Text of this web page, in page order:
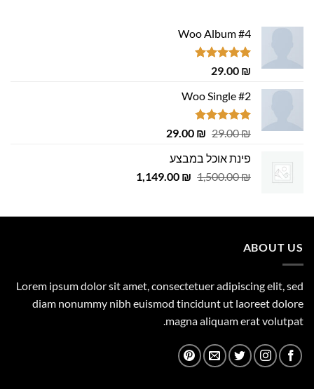
Woo Album #4
דורג5.00
29.00 ₪
Woo Single #2
דורג4.75
29.00₪
המחיר
היה:
29.00 ₪.
29.00 ₪
המחיר
29.00 ₪.
פינת אוכל במבצע
1,500.00₪
המחיר
1,500.00 ₪.
1,149.00 ₪
המחיר
1,149.00 ₪.
ABOUT US
Lorem ipsum dolor sit amet, consectetuer adipiscing elit, sed
diam nonummy nibh euismod tincidunt ut laoreet dolore
magna aliquam erat volutpat.